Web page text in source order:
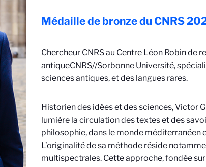
Médaille de bronze du CNRS
Chercheur CNRS au Centre Léon Robin de
antiqueCNRS//Sorbonne Université,
sciences antiques, et des langues rares.
Historien des idées et des sciences, Victor
lumière la circulation des textes et des
philosophie, dans le monde méditerranéen
L’originalité de sa méthode réside
multispectrales. Cette approche, fondée